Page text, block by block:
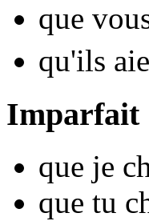
que
qu'ils
Imparfait
que je
que tu